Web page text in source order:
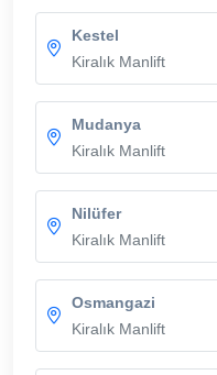
Kestel
Kiralık Manlift
Mudanya
Kiralık Manlift
Nilüfer
Kiralık Manlift
Osmangazi
Kiralık Manlift